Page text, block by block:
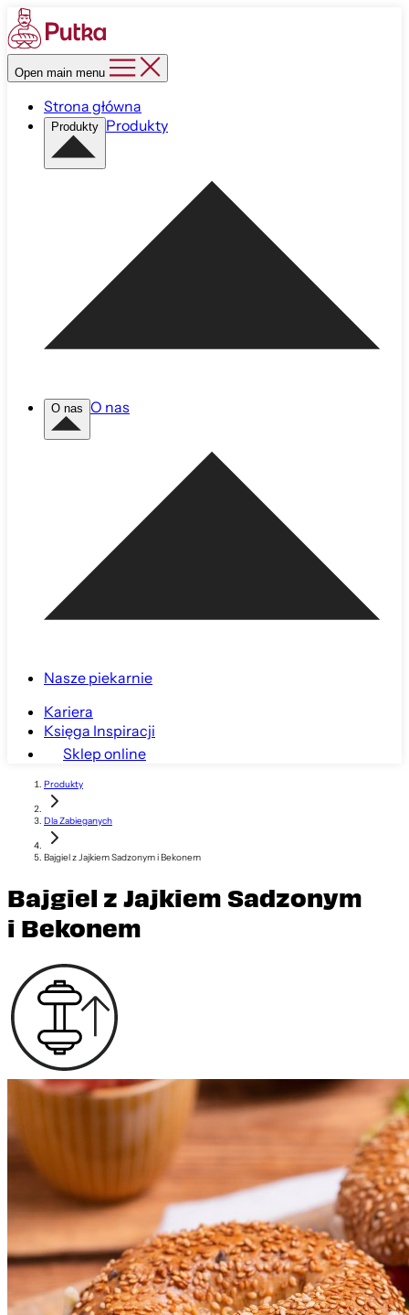
Open main menu
Strona główna
Produkty Produkty
O nas O nas
Nasze piekarnie
Kariera
Księga Inspiracji
Sklep online
Produkty
Dla Zabieganych
Bajgiel z Jajkiem Sadzonym i Bekonem
Bajgiel z Jajkiem Sadzonym
i Bekonem